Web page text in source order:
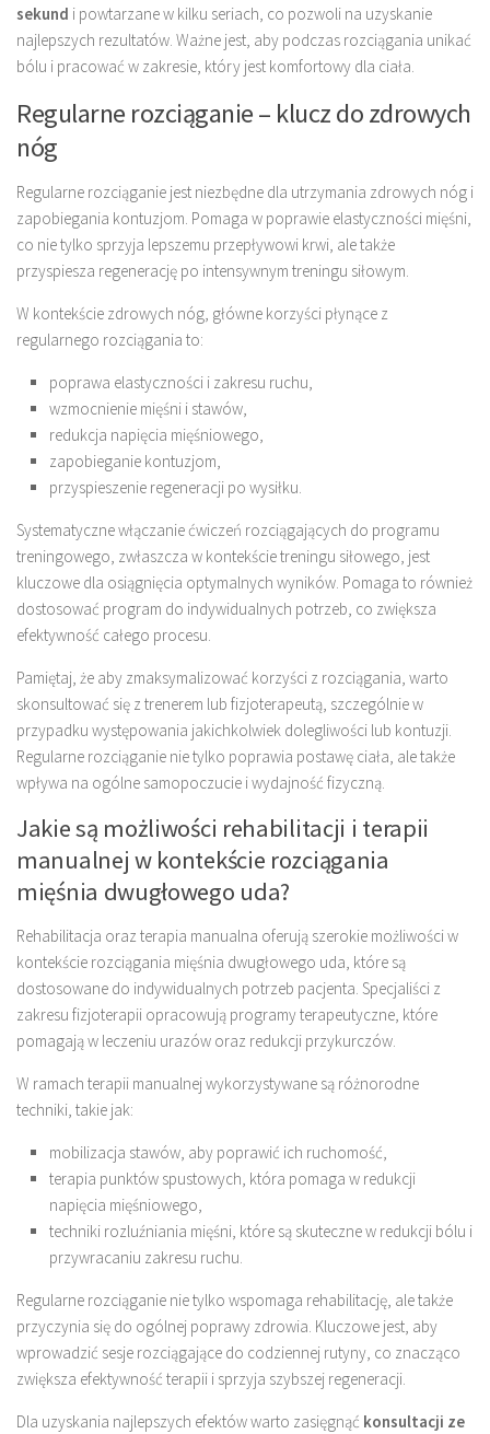
sekund i powtarzane w kilku seriach, co pozwoli na uzyskanie
najlepszych rezultatów. Ważne jest, aby podczas rozciągania unikać
bólu i pracować w zakresie, który jest komfortowy dla ciała.
Regularne rozciąganie – klucz do zdrowych
nóg
Regularne rozciąganie jest niezbędne dla utrzymania zdrowych nóg i
zapobiegania kontuzjom. Pomaga w poprawie elastyczności mięśni,
co nie tylko sprzyja lepszemu przepływowi krwi, ale także
przyspiesza regenerację po intensywnym treningu siłowym.
W kontekście zdrowych nóg, główne korzyści płynące z
regularnego rozciągania to:
poprawa elastyczności i zakresu ruchu,
wzmocnienie mięśni i stawów,
redukcja napięcia mięśniowego,
zapobieganie kontuzjom,
przyspieszenie regeneracji po wysiłku.
Systematyczne włączanie ćwiczeń rozciągających do programu
treningowego, zwłaszcza w kontekście treningu siłowego, jest
kluczowe dla osiągnięcia optymalnych wyników. Pomaga to również
dostosować program do indywidualnych potrzeb, co zwiększa
efektywność całego procesu.
Pamiętaj, że aby zmaksymalizować korzyści z rozciągania, warto
skonsultować się z trenerem lub fizjoterapeutą, szczególnie w
przypadku występowania jakichkolwiek dolegliwości lub kontuzji.
Regularne rozciąganie nie tylko poprawia postawę ciała, ale także
wpływa na ogólne samopoczucie i wydajność fizyczną.
Jakie są możliwości rehabilitacji i terapii
manualnej w kontekście rozciągania
mięśnia dwugłowego uda?
Rehabilitacja oraz terapia manualna oferują szerokie możliwości w
kontekście rozciągania mięśnia dwugłowego uda, które są
dostosowane do indywidualnych potrzeb pacjenta. Specjaliści z
zakresu fizjoterapii opracowują programy terapeutyczne, które
pomagają w leczeniu urazów oraz redukcji przykurczów.
W ramach terapii manualnej wykorzystywane są różnorodne
techniki, takie jak:
mobilizacja stawów, aby poprawić ich ruchomość,
terapia punktów spustowych, która pomaga w redukcji
napięcia mięśniowego,
techniki rozluźniania mięśni, które są skuteczne w redukcji bólu i
przywracaniu zakresu ruchu.
Regularne rozciąganie nie tylko wspomaga rehabilitację, ale także
przyczynia się do ogólnej poprawy zdrowia. Kluczowe jest, aby
wprowadzić sesje rozciągające do codziennej rutyny, co znacząco
zwiększa efektywność terapii i sprzyja szybszej regeneracji.
Dla uzyskania najlepszych efektów warto zasięgnąć konsultacji ze